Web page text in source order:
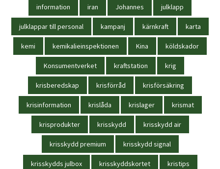
information iran Johannes julklapp
julklappar till personal kampanj kärnkraft karta
kemi kemikalieinspektionen Kina köldskador
Konsumentverket kraftstation krig
krisberedskap krisförråd krisförsäkring
krisinformation krislåda krislager krismat
krisprodukter krisskydd krisskydd air
krisskydd premium krisskydd signal
krisskydds julbox krisskyddskortet kristips